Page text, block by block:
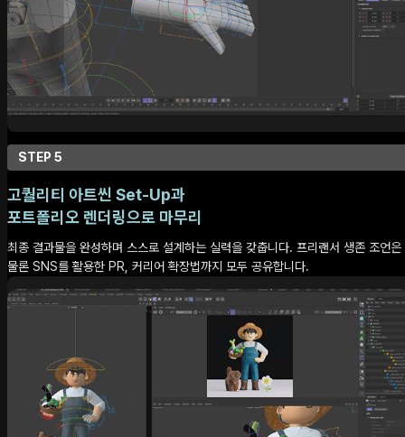
STEP 5
고퀄리티 아트씬 Set-Up과
포트폴리오 렌더링으로 마무리
최종 결과물을 완성하며 스스로 설계하는 실력을 갖춥니다. 프리랜서 생존 조언은
물론 SNS를 활용한 PR, 커리어 확장법까지 모두 공유합니다.